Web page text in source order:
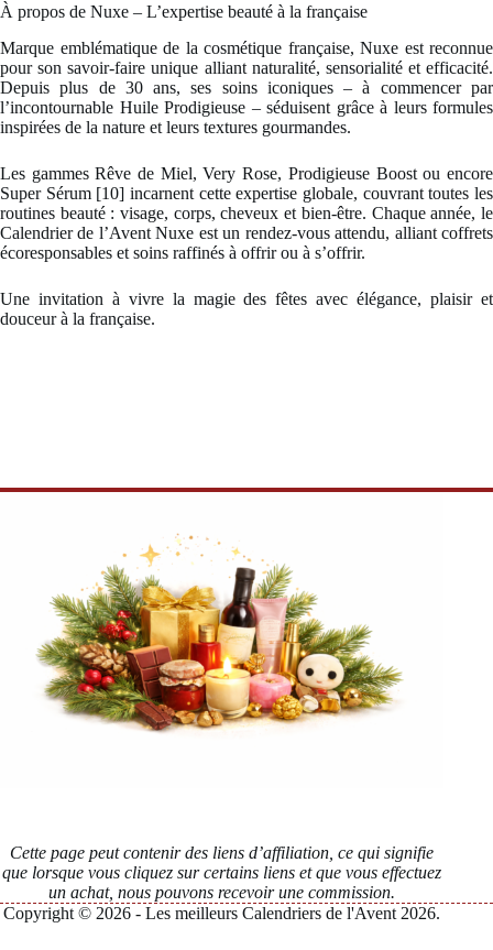
À propos de Nuxe – L’expertise beauté à la française
Marque emblématique de la cosmétique française, Nuxe est reconnue
pour son savoir-faire unique alliant naturalité, sensorialité et efficacité.
Depuis plus de 30 ans, ses soins iconiques – à commencer par
l’incontournable Huile Prodigieuse – séduisent grâce à leurs formules
inspirées de la nature et leurs textures gourmandes.
Les gammes Rêve de Miel, Very Rose, Prodigieuse Boost ou encore
Super Sérum [10] incarnent cette expertise globale, couvrant toutes les
routines beauté : visage, corps, cheveux et bien-être. Chaque année, le
Calendrier de l’Avent Nuxe est un rendez-vous attendu, alliant coffrets
écoresponsables et soins raffinés à offrir ou à s’offrir.
Une invitation à vivre la magie des fêtes avec élégance, plaisir et
douceur à la française.
Cette page peut contenir des liens d’affiliation, ce qui signifie
que lorsque vous cliquez sur certains liens et que vous effectuez
un achat, nous pouvons recevoir une commission.
Copyright © 2026 - Les meilleurs Calendriers de l'Avent 2026.